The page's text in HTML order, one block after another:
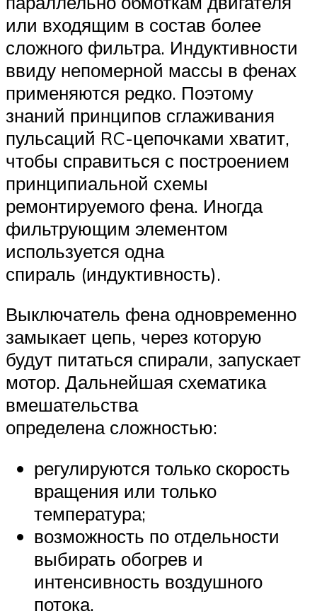
или входящим в состав более
сложного фильтра. Индуктивности
ввиду непомерной массы в фенах
применяются редко. Поэтому
знаний принципов сглаживания
пульсаций RC-цепочками хватит,
чтобы справиться с построением
принципиальной схемы
ремонтируемого фена. Иногда
фильтрующим элементом
используется одна
спираль (индуктивность).
Выключатель фена одновременно
замыкает цепь, через которую
будут питаться спирали, запускает
мотор. Дальнейшая схематика
вмешательства
определена сложностью:
регулируются только скорость
вращения или только
температура;
возможность по отдельности
выбирать обогрев и
интенсивность воздушного
потока.